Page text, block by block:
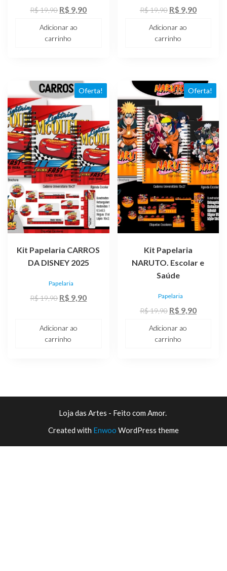
R$19,90 O
original
R$ 9,90O
Adicionar ao
carrinho
R$19,90 O
original
R$ 9,90O
Adicionar ao
carrinho
Oferta!
Kit Papelaria CARROS
DA DISNEY 2025
Papelaria
R$19,90 O
era:
R$ 9,90O
Adicionar ao
carrinho
Oferta!
Kit Papelaria
NARUTO. Escolar e
Saúde
Papelaria
R$19,90 O
original
R$ 9,90O
Adicionar ao
carrinho
Loja das Artes - Feito com Amor.
Created with Enwoo WordPress theme